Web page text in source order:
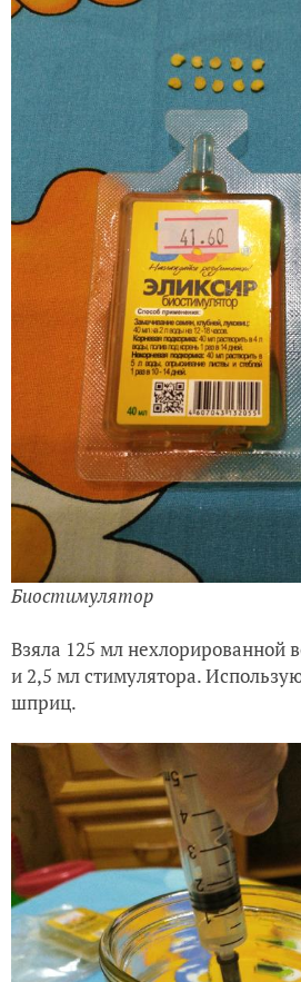
Биостимулятор
Взяла 125 мл нехлорированной
и 2,5 мл стимулятора.
шприц.